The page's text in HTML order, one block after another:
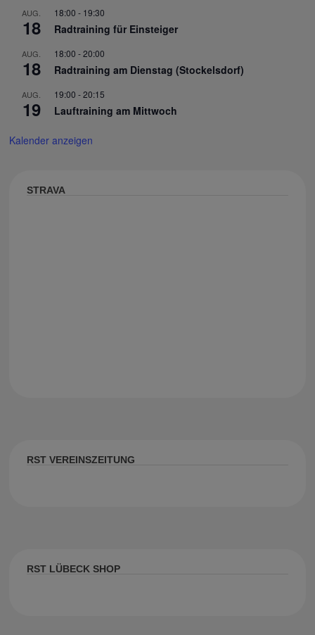
AUG.
18
18:00 - 19:30
Radtraining für Einsteiger
AUG.
18
18:00 -20:00
Radtraining am Dienstag (Stockelsdorf)
AUG.
19
19:00 -20:15
Lauftraining am Mittwoch
Kalender anzeigen
STRAVA
RST VEREINSZEITUNG
RST LÜBECK SHOP